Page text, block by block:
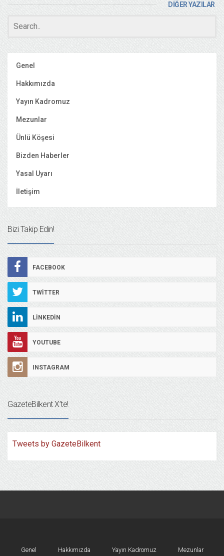
DİĞER YAZILAR
Genel
Hakkımızda
Yayın Kadromuz
Mezunlar
Ünlü Köşesi
Bizden Haberler
Yasal Uyarı
İletişim
Bizi Takip Edin!
FACEBOOK
TWITTER
LINKEDIN
YOUTUBE
INSTAGRAM
GazeteBilkent X’te!
Tweets by GazeteBilkent
Genel Hakkımızda Yayın Kadromuz Mezunlar